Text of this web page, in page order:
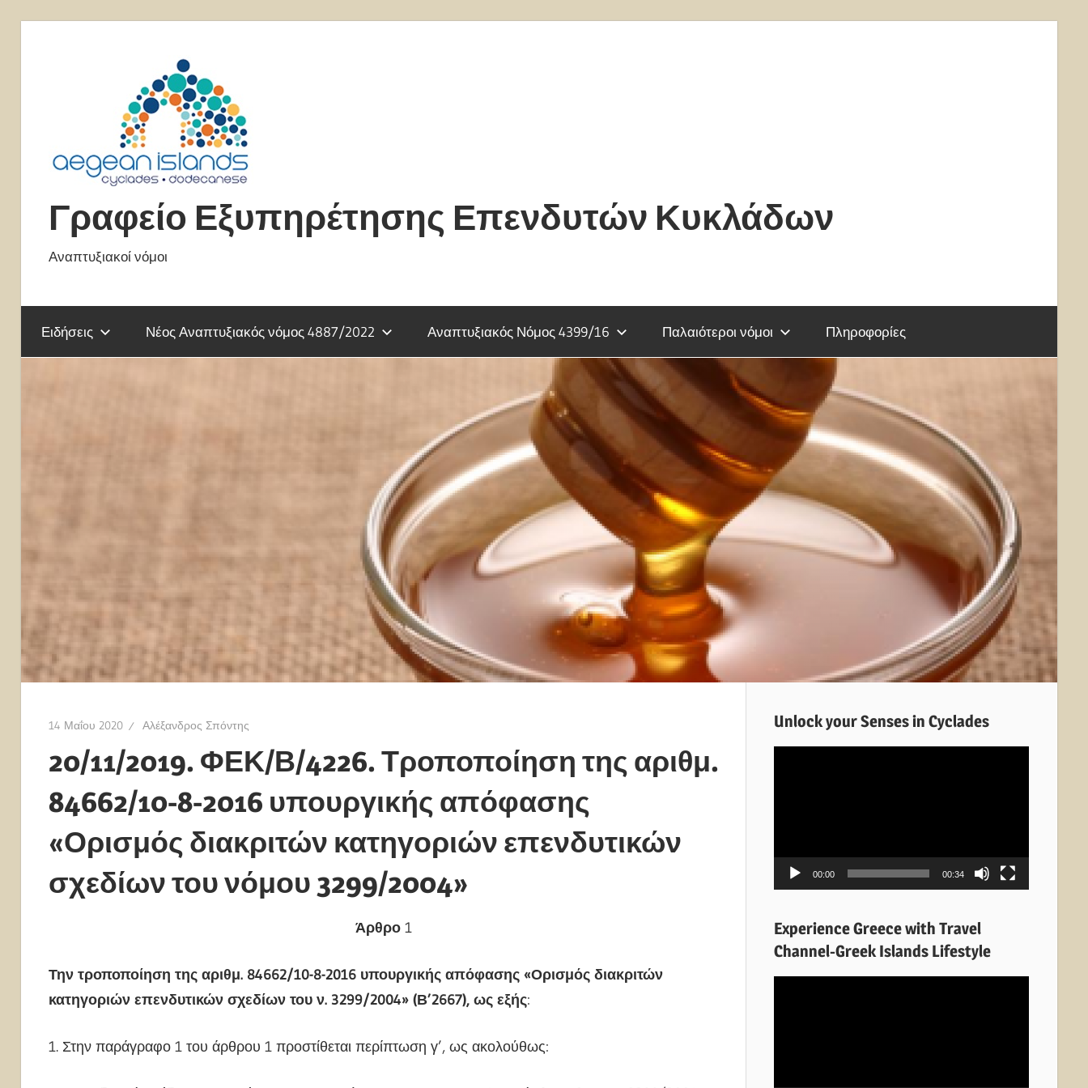
Γραφείο Εξυπηρέτησης Επενδυτών Κυκλάδων
Αναπτυξιακοί νόμοι
Ειδήσεις Νέος Αναπτυξιακός νόμος 4887/2022 Αναπτυξιακός Νόμος 4399/16 Παλαιότεροι νόμοι Πληροφορίες
14 Μαΐου 2020 Αλέξανδρος Σπόντης
20/11/2019. ΦΕΚ/Β/4226. Τροποποίηση της αριθμ.
84662/10-8-2016 υπουργικής απόφασης
«Ορισμός διακριτών κατηγοριών επενδυτικών
σχεδίων του νόμου 3299/2004»
Άρθρο1
Την τροποποίηση της αριθμ. 84662/10-8-2016 υπουργικής απόφασης «Ορισμός διακριτών
κατηγοριών επενδυτικών σχεδίων του ν. 3299/2004» (Β’2667), ως εξής:
1. Στην παράγραφο 1 του άρθρου 1 προστίθεται περίπτωση γ’, ως ακολούθως:
Unlock your Senses in Cyclades
00:00 00:34
Experience Greece with Travel
Channel-Greek Islands Lifestyle